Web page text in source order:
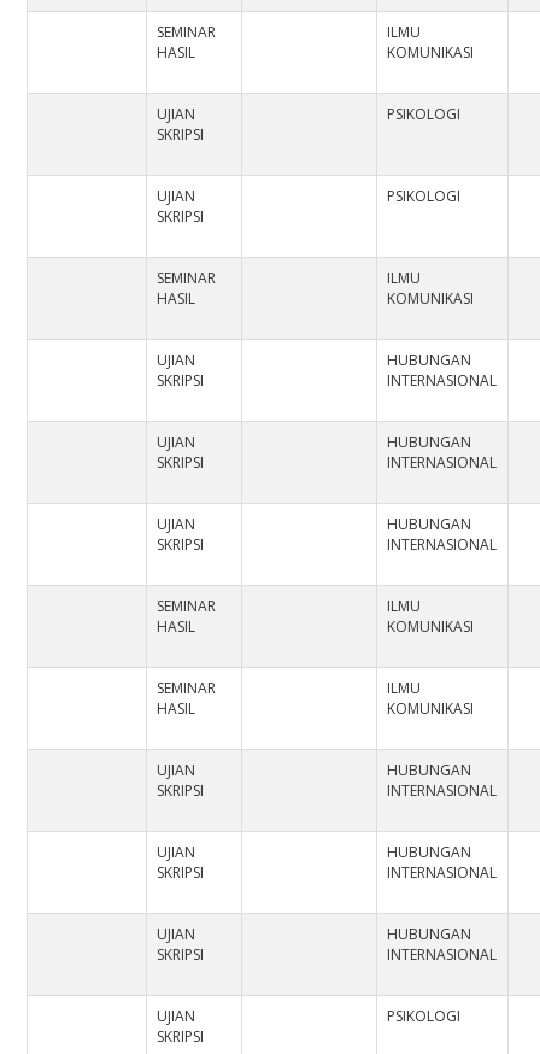
SEMINAR
HASIL
ILMU
KOMUNIKASI
UJIAN
SKRIPSI
PSIKOLOGI
UJIAN
SKRIPSI
PSIKOLOGI
SEMINAR
HASIL
ILMU
KOMUNIKASI
UJIAN
SKRIPSI
HUBUNGAN
INTERNASIONAL
UJIAN
SKRIPSI
HUBUNGAN
INTERNASIONAL
UJIAN
SKRIPSI
HUBUNGAN
INTERNASIONAL
SEMINAR
HASIL
ILMU
KOMUNIKASI
SEMINAR
HASIL
ILMU
KOMUNIKASI
UJIAN
SKRIPSI
HUBUNGAN
INTERNASIONAL
UJIAN
SKRIPSI
HUBUNGAN
INTERNASIONAL
UJIAN
SKRIPSI
HUBUNGAN
INTERNASIONAL
UJIAN
SKRIPSI
PSIKOLOGI